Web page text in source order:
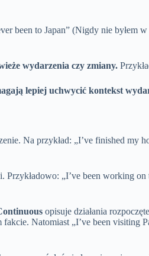
been to Japan” (Nigdy nie byłem
wydarzenia czy zmiany.
lepiej uchwycić kontekst
Na przykład: „I’ve finished
Przykładowo: „I’ve been working
opisuje działania
Natomiast „I’ve been